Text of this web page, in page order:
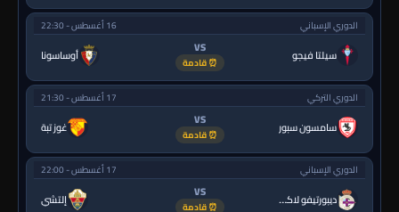
الدوري الإسباني 16 أغسطس - 22:30
سيلتا فيجو VS
⏰ قادمة أوساسونا
الدوري التركي 17 أغسطس - 21:30
سامسون سبور VS
⏰ قادمة غوز تبة
الدوري الإسباني 17 أغسطس - 22:00
ديبورتيفو لاكورونيا VS
⏰ قادمة إلتشي